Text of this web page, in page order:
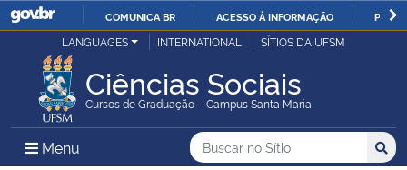
IR
O
COMUNICA BR ACESSO À INFORMAÇÃO
Ministério da Justiça e Segurança Pública
Ministério da Defesa
LANGUAGES INTERNATIONAL SÍTIOS DA UFSM
Ciências Sociais
Cursos de Graduação – Campus Santa Maria
Menu Menu Principal do Sítio
Busca
Buscar no no Sítio
Busca: